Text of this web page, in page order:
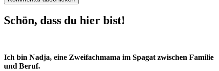
Schön, dass du hier bist!
Ich bin Nadja, eine Zweifachmama im Spagat zwischen Familie
und Beruf.